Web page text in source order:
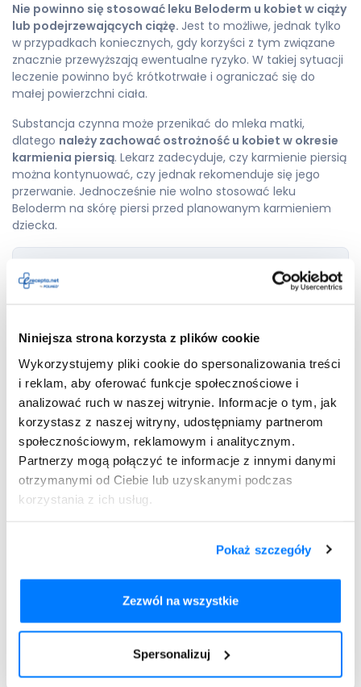
Niniejsza strona korzysta z plików cookie
Wykorzystujemy pliki cookie do spersonalizowania treści
i reklam, aby oferować funkcje społecznościowe i
analizować ruch w naszej witrynie. Informacje o tym, jak
korzystasz z naszej witryny, udostępniamy partnerom
społecznościowym, reklamowym i analitycznym.
Partnerzy mogą połączyć te informacje z innymi danymi
otrzymanymi od Ciebie lub uzyskanymi podczas
korzystania z ich usług.
Pokaż szczegóły
Zezwól na wszystkie
Spersonalizuj
Nie powinno się stosować leku Beloderm u kobiet w ciąży
lub podejrzewających ciążę. Jest to możliwe, jednak tylko
w przypadkach koniecznych, gdy korzyści z tym związane
znacznie przewyższają ewentualne ryzyko. W takiej sytuacji
leczenie powinno być krótkotrwałe i ograniczać się do
małej powierzchni ciała.
Substancja czynna może przenikać do mleka matki,
dlatego należy zachować ostrożność u kobiet w okresie
karmienia piersią. Lekarz zadecyduje, czy karmienie piersią
można kontynuować, czy jednak rekomenduje się jego
przerwanie. Jednocześnie nie wolno stosować leku
Beloderm na skórę piersi przed planowanym karmieniem
dziecka.
Wystawiamy recepty nierefundowane – 100 % płatne.
Beloderm
Dodaj do
recepty
Beloderm — skutki uboczne
Rodzaj i nasilenie skutków ubocznych zależą od
nieodwracalne rozstępy;
rozszerzenie drobnych tętniczek;
suchość skóry;